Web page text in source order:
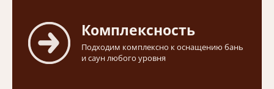
Комплексность
Подходим комплексно к оснащению бань
и саун любого уровня